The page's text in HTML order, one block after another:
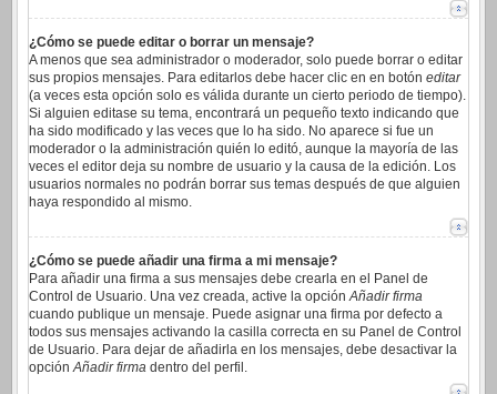
¿Cómo se puede editar o borrar un mensaje?
A menos que sea administrador o moderador, solo puede borrar o editar
sus propios mensajes. Para editarlos debe hacer clic en en botón editar
(a veces esta opción solo es válida durante un cierto periodo de tiempo).
Si alguien editase su tema, encontrará un pequeño texto indicando que
ha sido modificado y las veces que lo ha sido. No aparece si fue un
moderador o la administración quién lo editó, aunque la mayoría de las
veces el editor deja su nombre de usuario y la causa de la edición. Los
usuarios normales no podrán borrar sus temas después de que alguien
haya respondido al mismo.
¿Cómo se puede añadir una firma a mi mensaje?
Para añadir una firma a sus mensajes debe crearla en el Panel de
Control de Usuario. Una vez creada, active la opciónAñadir firma
cuando publique un mensaje. Puede asignar una firma por defecto a
todos sus mensajes activando la casilla correcta en su Panel de Control
de Usuario. Para dejar de añadirla en los mensajes, debe desactivar la
opciónAñadir firma dentro del perfil.